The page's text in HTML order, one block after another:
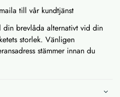
till vår kundtjänst
din brevlåda alternativt vid din
storlek. Vänligen
stämmer innan du